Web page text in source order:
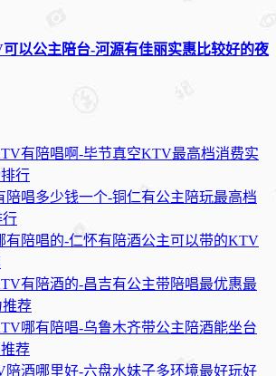
以公主陪台-河源有佳丽实惠比较好的夜
有陪唱啊-毕节真空KTV最高档消费实
行
陪唱多少钱一个-铜仁有公主陪玩最高档
有陪唱的-仁怀有陪酒公主可以带的KTV
有陪酒的-昌吉有公主带陪唱最优惠最
荐
哪有陪唱-乌鲁木齐带公主陪酒能坐台
荐
陪酒哪里好-六盘水妹子多环境最好玩好